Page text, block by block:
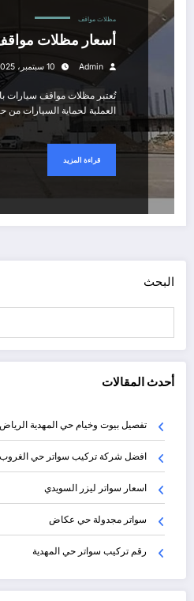
مظلات مواقف
أسعار مظلات
Admin 10 سبتمبر، 2025
تُعتبر مظلات مواقف سيارات
العملية لحماية السيارات
قراءة المزيد
البحث
أحدث المقالات
تفصيل بيوت وخيام حي المهدية الرياض
افضل شركة تركيب سواتر حي الغروب
اسعار سواتر ليزر السويدي
سواتر مجدولة حي عكاض
رقم تركيب سواتر حي المهدية